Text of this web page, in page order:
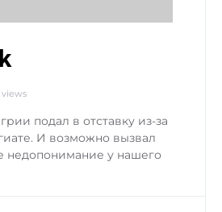
views
подал в отставку из-за
И возможно вызвал
недопонимание у нашего